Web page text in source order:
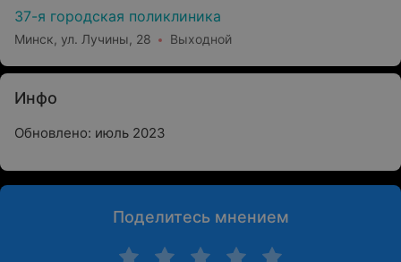
37-я городская поликлиника
Минск, ул. Лучины, 28 Выходной
Инфо
Обновлено: июль 2023
Поделитесь мнением